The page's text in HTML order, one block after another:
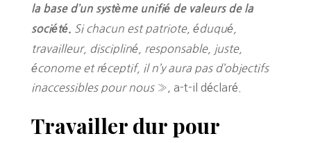
la base d’un système unifié de valeurs de la
société.
Si chacun est patriote, éduqué,
travailleur, discipliné, responsable, juste,
économe et réceptif, il n’y aura pas d’objectifs
inaccessibles pour nous», a-t-il déclaré.
Travailler dur pour